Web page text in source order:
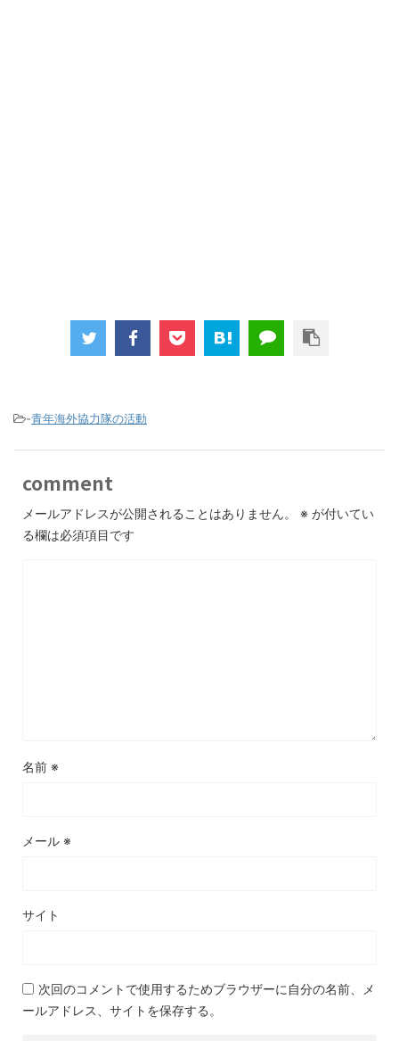
-青年海外協力隊の活動
comment
メールアドレスが公開されることはありません。 ※ が付いてい
る欄は必須項目です
名前 ※
メール ※
サイト
次回のコメントで使用するためブラウザーに自分の名前、メ
ールアドレス、サイトを保存する。